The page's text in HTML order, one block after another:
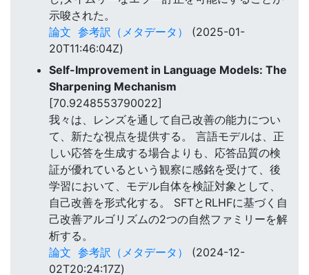
示唆された。
論文 参考訳（メタデータ）
(2025-01-
20T11:46:04Z)
Self-Improvement in Language Models: The
Sharpening Mechanism
[70.9248553790022]
我々は、レンズを通して自己改善の能力につい
て、新たな視点を提供する。 言語モデルは、正
しい応答を生成する場合よりも、応答品質の検
証が優れているという観察に感銘を受けて、後
学習において、モデル自体を検証対象として、
自己改善を形式化する。 SFTとRLHFに基づく自
己改善アルゴリズムの2つの自然ファミリーを解
析する。
論文 参考訳（メタデータ）
(2024-12-
02T20:24:17Z)